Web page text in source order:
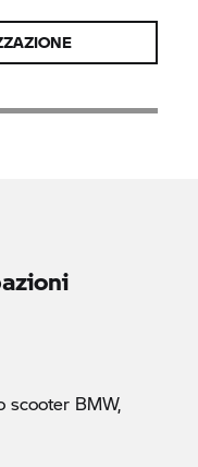
scooter BMW,